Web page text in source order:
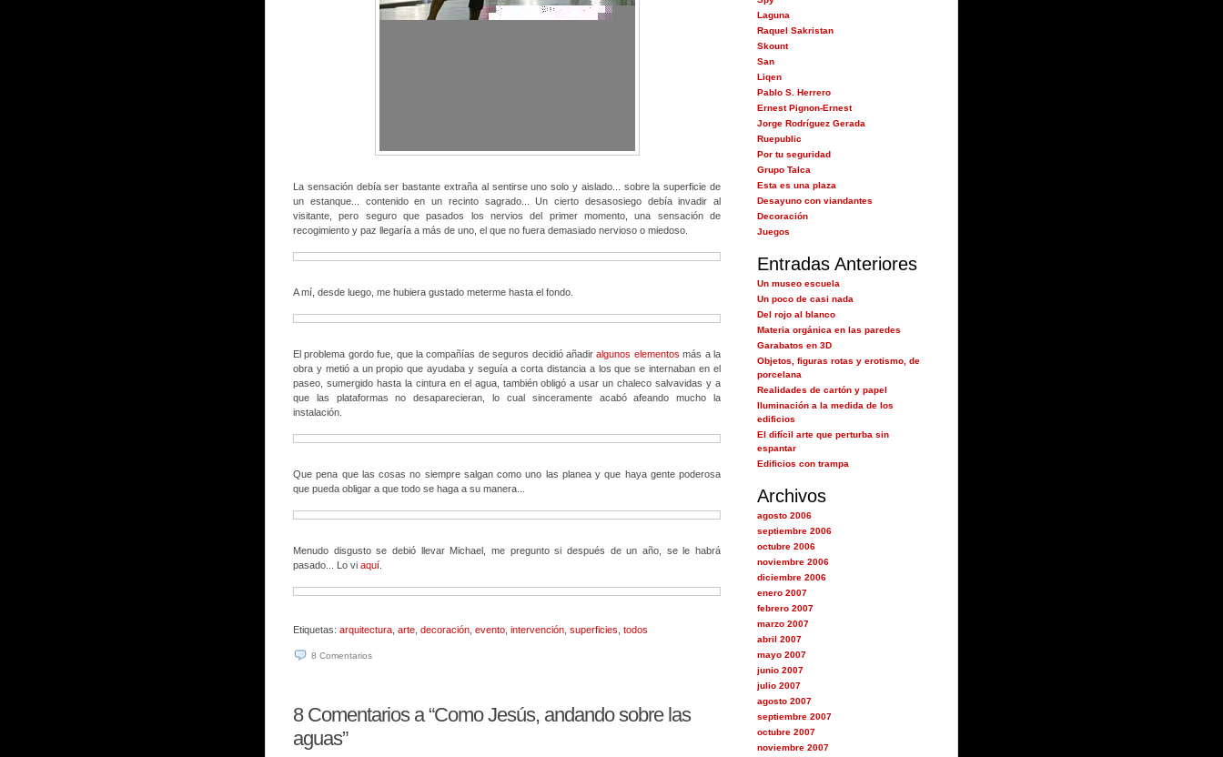
La sensación debía ser bastante extraña al sentirse uno solo y aislado... sobre la superficie de
un estanque... contenido en un recinto sagrado... Un cierto desasosiego debía invadir al
visitante, pero seguro que pasados los nervios del primer momento, una sensación de
recogimiento y paz llegaría a más de uno, el que no fuera demasiado nervioso o miedoso.
A mí, desde luego, me hubiera gustado meterme hasta el fondo.
El problema gordo fue, que la compañías de seguros decidió añadiralgunos elementos más a la
obra y metió a un propio que ayudaba y seguía a corta distancia a los que se internaban en el
paseo, sumergido hasta la cintura en el agua, también obligó a usar un chaleco salvavidas y a
que las plataformas no desaparecieran, lo cual sinceramente acabó afeando mucho la
instalación.
Que pena que las cosas no siempre salgan como uno las planea y que haya gente poderosa
que pueda obligar a que todo se haga a su manera...
Menudo disgusto se debió llevar Michael, me pregunto si después de un año, se le habrá
pasado... Lo vi aquí
Etiquetas: arquitectura arte decoración evento intervención superficies todos
8 Comentarios
8Comentarios a “Como Jesús, andando sobre las
aguas”
Laguna
Raquel Sakristan
Skount
San
Liqen
Pablo S. Herrero
Ernest Pignon-Ernest
Jorge Rodríguez Gerada
Ruepublic
Por tu seguridad
Grupo Talca
Esta es una plaza
Desayuno con viandantes
Decoración
Juegos
Entradas Anteriores
Un museo escuela
Un poco de casi nada
Del rojo al blanco
Materia orgánica en las paredes
Garabatos en 3D
Objetos, figuras rotas y erotismo, de
porcelana
Realidades de cartón y papel
Iluminación a la medida de los
edificios
El difícil arte que perturba sin
espantar
Edificios con trampa
Archivos
agosto 2006
septiembre 2006
octubre 2006
noviembre 2006
diciembre 2006
enero 2007
febrero 2007
marzo 2007
abril 2007
mayo 2007
junio 2007
julio 2007
agosto 2007
septiembre 2007
octubre 2007
noviembre 2007